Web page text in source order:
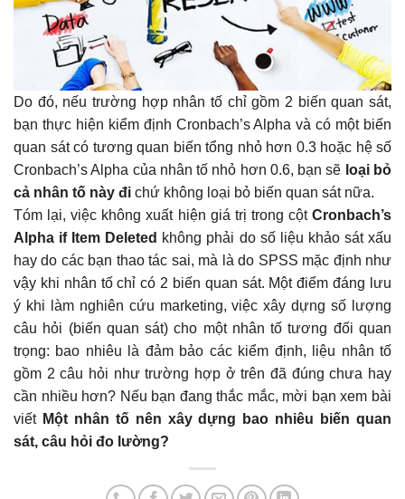
Do đó, nếu trường hợp nhân tố chỉ gồm 2 biến quan sát,
bạn thực hiện kiểm định Cronbach’s Alpha và có một biến
quan sát có tương quan biến tổng nhỏ hơn 0.3 hoặc hệ số
Cronbach’s Alpha của nhân tố nhỏ hơn 0.6, bạn sẽ loại bỏ
cả nhân tố này đi chứ không loại bỏ biến quan sát nữa.
Tóm lại, việc không xuất hiện giá trị trong cột Cronbach’s
Alpha if Item Deleted không phải do số liệu khảo sát xấu
hay do các bạn thao tác sai, mà là do SPSS mặc định như
vậy khi nhân tố chỉ có 2 biến quan sát. Một điểm đáng lưu
ý khi làm nghiên cứu marketing, việc xây dựng số lượng
câu hỏi (biến quan sát) cho một nhân tố tương đối quan
trọng: bao nhiêu là đảm bảo các kiểm định, liệu nhân tố
gồm 2 câu hỏi như trường hợp ở trên đã đúng chưa hay
cần nhiều hơn? Nếu bạn đang thắc mắc, mời bạn xem bài
viết Một nhân tố nên xây dựng bao nhiêu biến quan
sát, câu hỏi đo lường?